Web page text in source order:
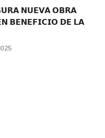
𝗡𝗨𝗘𝗩𝗔 𝗢𝗕𝗥𝗔
𝗕𝗘𝗡𝗘𝗙𝗜𝗖𝗜𝗢 𝗗𝗘 𝗟𝗔